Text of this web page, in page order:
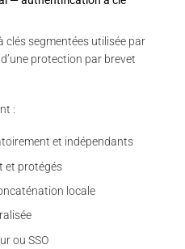
clés segmentées utilisée par
protection par brevet
:
et indépendants
et protégés
locale
ou SSO